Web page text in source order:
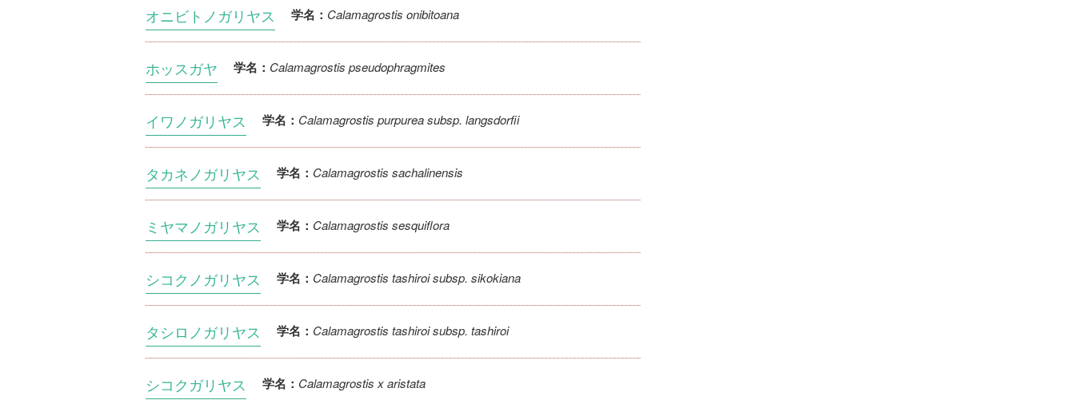
オニビトノガリヤス 学名： Calamagrostis onibitoana
ホッスガヤ 学名： Calamagrostis pseudophragmites
イワノガリヤス 学名： Calamagrostis purpurea subsp. langsdorfii
タカネノガリヤス 学名： Calamagrostis sachalinensis
ミヤマノガリヤス 学名： Calamagrostis sesquiflora
シコクノガリヤス 学名： Calamagrostis tashiroi subsp. sikokiana
タシロノガリヤス 学名： Calamagrostis tashiroi subsp. tashiroi
シコクガリヤス 学名： Calamagrostis x aristata